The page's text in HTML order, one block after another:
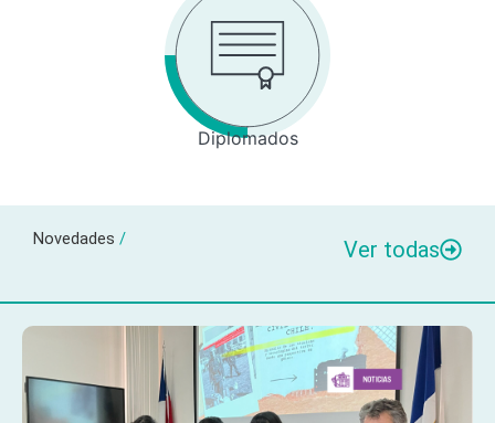
Diplomados
Novedades / Ver todas